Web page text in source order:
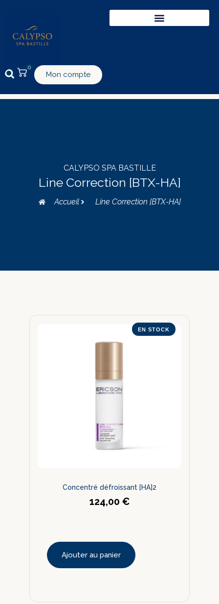
0
Mon compte
CALYPSO SPA BASTILLE
Line Correction [BTX-HA]
Accueil Line Correction [BTX-HA]
EN STOCK
Concentré défroissant [HA]2
124,00 €
Ajouter au panier